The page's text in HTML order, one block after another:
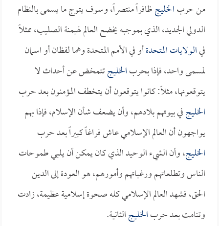
من حربالخليجظافراً منتصراً، وسوف يتوج ما يسمى بالنظام
الدولي الجديد، الذي بموجبه يخضع العالم لهيمنة الصليب، ممثلاً
فيالولايات المتحدةأو في الأمم المتحدة وهما لفظان أو اسمان
لمسمى واحد، فإذا بحربالخليجتتمخض عن أحداث لا
يتوقعونها، مثلاً: كانوا يتوقعون أن يتخطف المؤمنون بعد حرب
الخليجفي بيوتهم بلادهم، وأن يضعف شأن الإسلام، فإذا بهم
يواجهون أن العالم الإسلامي عاش فراغاً كبيراً بعد حرب
الخليج، وأن الشيء الوحيد الذي كان يمكن أن يلبي طموحات
الناس وتطلعاتهم ورغباتهم وأمورهم، هو العودة إلى الدين
الحق، فشهد العالم الإسلامي كله صحوة إسلامية عظيمة، زادت
وتنامت بعد حربالخليجالثانية.